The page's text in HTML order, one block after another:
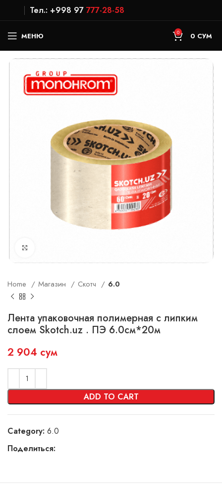
Тел.: +998 97 777-28-58
МЕНЮ 0 0 СУМ
Home Магазин Скотч 6.0
Лента упаковочная полимерная с липким
слоем Skotch.uz . ПЭ 6.0см*20м
2 904 сум
ADD TO CART
Category: 6.0
Поделиться: